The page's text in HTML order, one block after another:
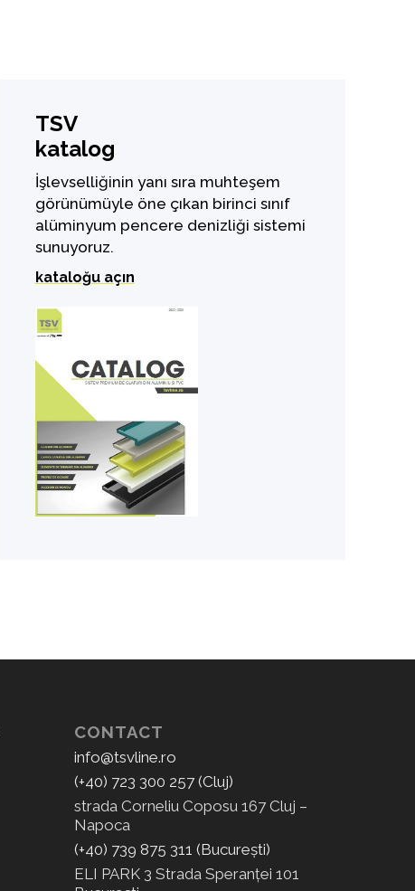
TSV
katalog
İşlevselliğinin yanı sıra muhteşem
görünümüyle öne çıkan birinci sınıf
alüminyum pencere denizliği sistemi
sunuyoruz.
kataloğu açın
CONTACT
info@tsvline.ro
(+40) 723 300 257 (Cluj)
strada Corneliu Coposu 167 Cluj –
Napoca
(+40) 739 875 311 (București)
ELI PARK 3 Strada Speranței 101